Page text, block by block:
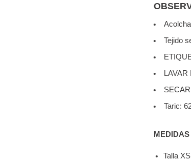
Tejido
LAVAR
Taric:
Talla